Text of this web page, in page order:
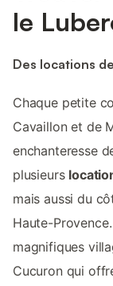
le
Des locations
Chaque petite
Cavaillon et de
enchanteresse
plusieurs
mais aussi du
Haute-
magnifiques
Cucuron qui